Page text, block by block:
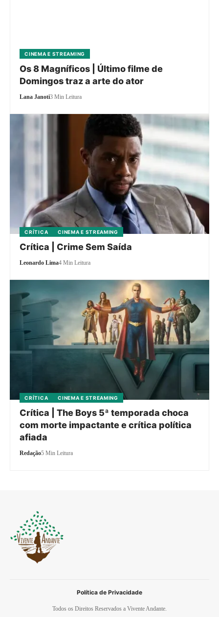
CINEMA E STREAMING
Os 8 Magníficos | Último filme de
Domingos traz a arte do ator
Lana Janoti3 Min Leitura
CRÍTICA CINEMA E STREAMING
Crítica | Crime Sem Saída
Leonardo Lima4 Min Leitura
CRÍTICA CINEMA E STREAMING
Crítica | The Boys 5ª temporada choca
com morte impactante e crítica política
afiada
Redação5 Min Leitura
Todos os Direitos Reservados a Vivente Andante.
Política de Privacidade